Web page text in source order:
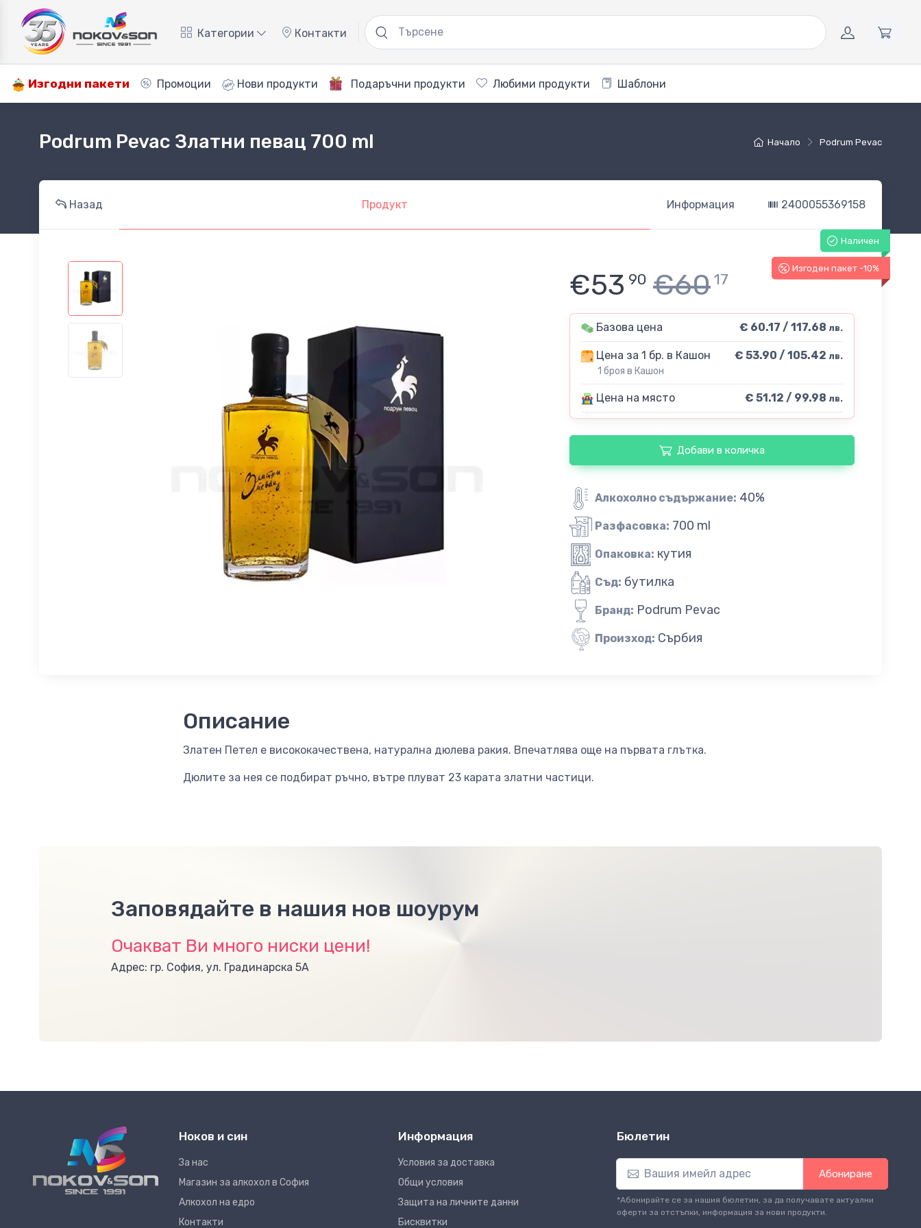
Категории Контакти
Изгодни пакети Промоции Нови продукти Подаръчни продукти Любими продукти Шаблони
Начало Podrum Pevac
Podrum Pevac Златни певац 700 ml
Назад Продукт Информация 2400055369158
Наличен
Изгоден пакет -10%
€53 90 €60 17
Базова цена € 60.17 / 117.68 лв.
Цена за 1 бр. в Кашон
1 броя в Кашон
€ 53.90 / 105.42 лв.
Цена на място € 51.12 / 99.98 лв.
Добави в количка
Алкохолно съдържание: 40%
Разфасовка: 700 ml
Опаковка: кутия
Съд: бутилка
Бранд: Podrum Pevac
Произход: Сърбия
Описание
Златен Петел е висококачествена, натурална дюлева ракия. Впечатлява още на първата глътка.
Дюлите за нея се подбират ръчно, вътре плуват 23 карата златни частици.
Заповядайте в нашия нов шоурум
Очакват Ви много ниски цени!
Адрес: гр. София, ул. Градинарска 5А
Ноков и син
За нас
Магазин за алкохол в София
Алкохол на едро
Контакти
Информация
Условия за доставка
Общи условия
Защита на личните данни
Бисквитки
Бюлетин
Абониране
*Абонирайте се за нашия бюлетин, за да получавате актуални
оферти за отстъпки, информация за нови продукти.